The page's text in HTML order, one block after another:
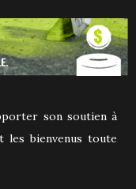
son soutien à
les bienvenus toute